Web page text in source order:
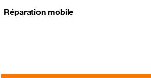
Réparation mobile